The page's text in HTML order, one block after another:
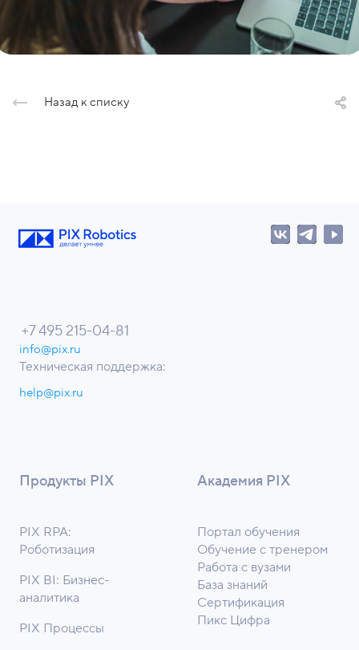
Назад к списку
Продукты PIX
PIX RPA:
Роботизация
PIX BI: Бизнес-
аналитика
PIX Процессы
Академия PIX
Портал обучения
Обучение с тренером
Работа с вузами
База знаний
Сертификация
Пикс Цифра
+7 495 215-04-81
info@pix.ru
Техническая поддержка:
help@pix.ru